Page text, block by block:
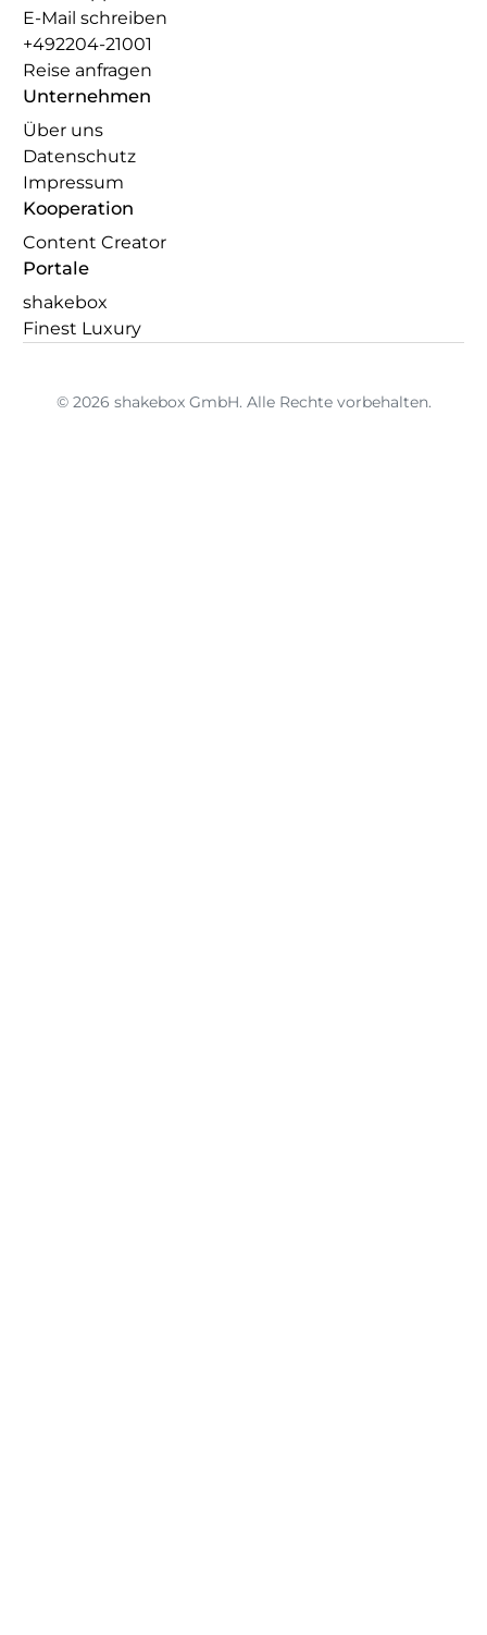
E-Mail schreiben
+492204-21001
Reise anfragen
Unternehmen
Über uns
Datenschutz
Impressum
Kooperation
Content Creator
Portale
shakebox
Finest Luxury
© 2026 shakebox GmbH. Alle Rechte vorbehalten.